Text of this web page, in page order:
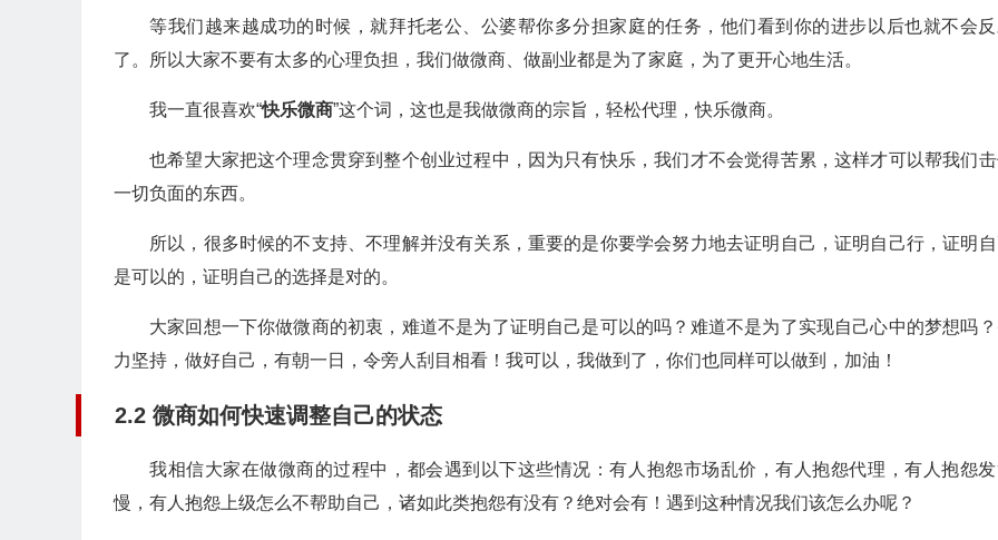
等我们越来越成功的时候，就拜托老公、公婆帮你多分担家庭的任务，他们看到你的进步以后也就不会
了。所以大家不要有太多的心理负担，我们做微商、做副业都是为了家庭，为了更开心地生活。
我一直很喜欢“快乐微商”这个词，这也是我做微商的宗旨，轻松代理，快乐微商。
也希望大家把这个理念贯穿到整个创业过程中，因为只有快乐，我们才不会觉得苦累，这样才可以帮我们击
一切负面的东西。
所以，很多时候的不支持、不理解并没有关系，重要的是你要学会努力地去证明自己，证明自己行，证明自
是可以的，证明自己的选择是对的。
大家回想一下你做微商的初衷，难道不是为了证明自己是可以的吗？难道不是为了实现自己心中的梦想吗
力坚持，做好自己，有朝一日，令旁人刮目相看！我可以，我做到了，你们也同样可以做到，加油！
2.2 微商如何快速调整自己的状态
我相信大家在做微商的过程中，都会遇到以下这些情况：有人抱怨市场乱价，有人抱怨代理，有人抱怨
慢，有人抱怨上级怎么不帮助自己，诸如此类抱怨有没有？绝对会有！遇到这种情况我们该怎么办呢？